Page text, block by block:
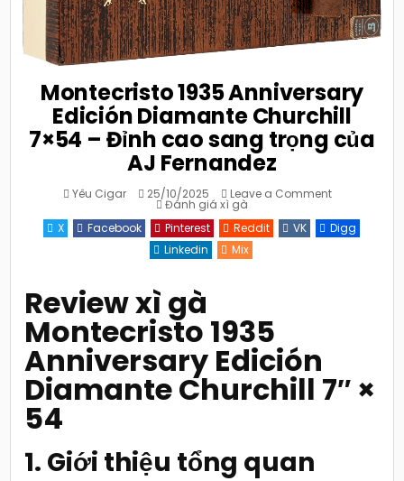
Montecristo 1935 Anniversary
Edición Diamante Churchill
7×54 – Đỉnh cao sang trọng của
AJ Fernandez
Yêu Cigar 25/10/2025 Leave a Commenton
Anniversary
Edición
Posted
Đánh giá xì gà
X
Facebook Pinterest Reddit VK
Digg
Linkedin
Mix
Review xì gà
Montecristo 1935
Anniversary Edición
Diamante Churchill 7″ ×
54
1. Giới thiệu tổng quan